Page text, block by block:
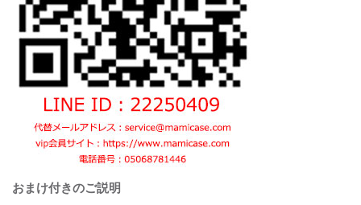
おまけ付きのご説明